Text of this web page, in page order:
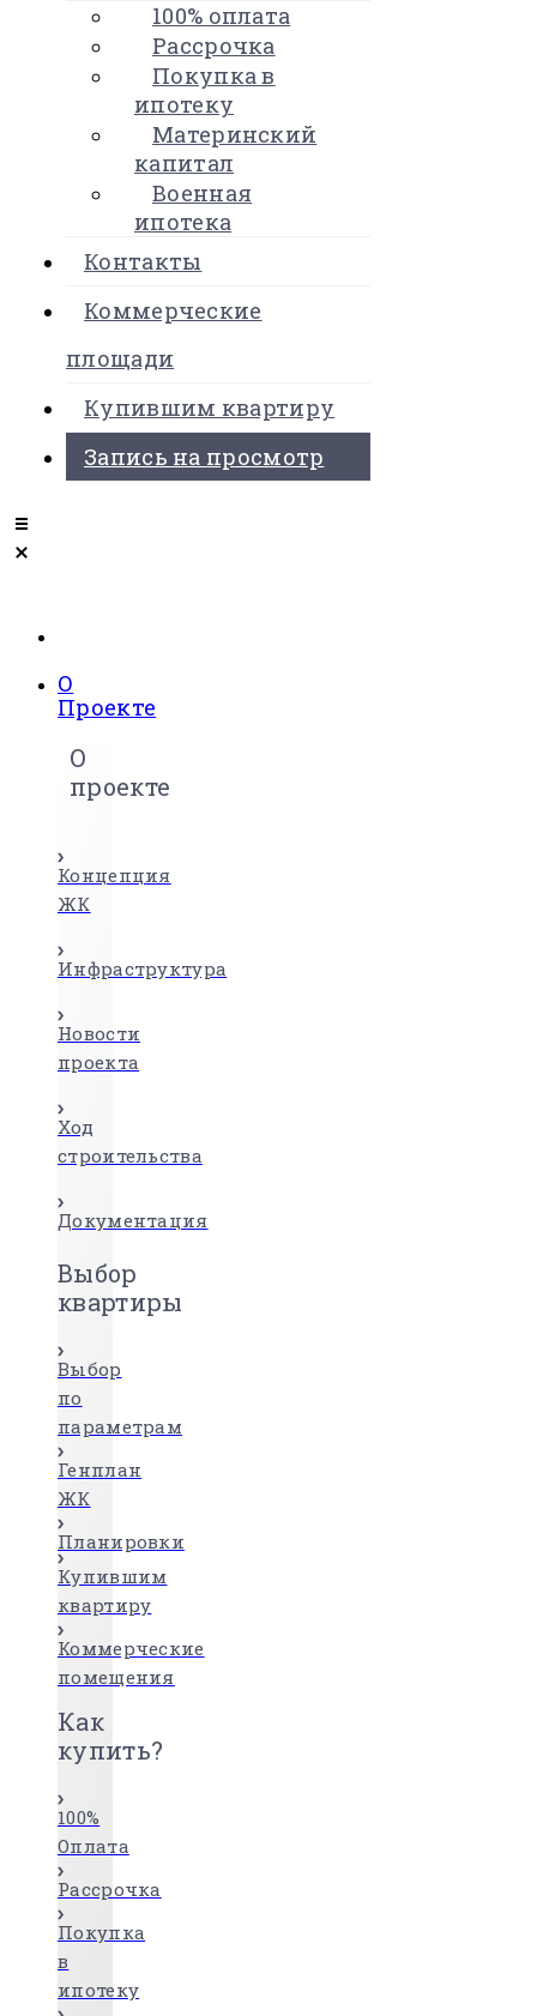
100% оплата
Рассрочка
Покупка в
ипотеку
Материнский
капитал
Военная
ипотека
Контакты
Коммерческие
площади
Купившим квартиру
Запись на просмотр
О
Проекте
О
проекте
Концепция
ЖК
Инфраструктура
Новости
проекта
Ход
строительства
Документация
Выбор
квартиры
Выбор
по
параметрам
Генплан
ЖК
Планировки
Купившим
квартиру
Коммерческие
помещения
Как
купить?
100%
Оплата
Рассрочка
Покупка
в
ипотеку